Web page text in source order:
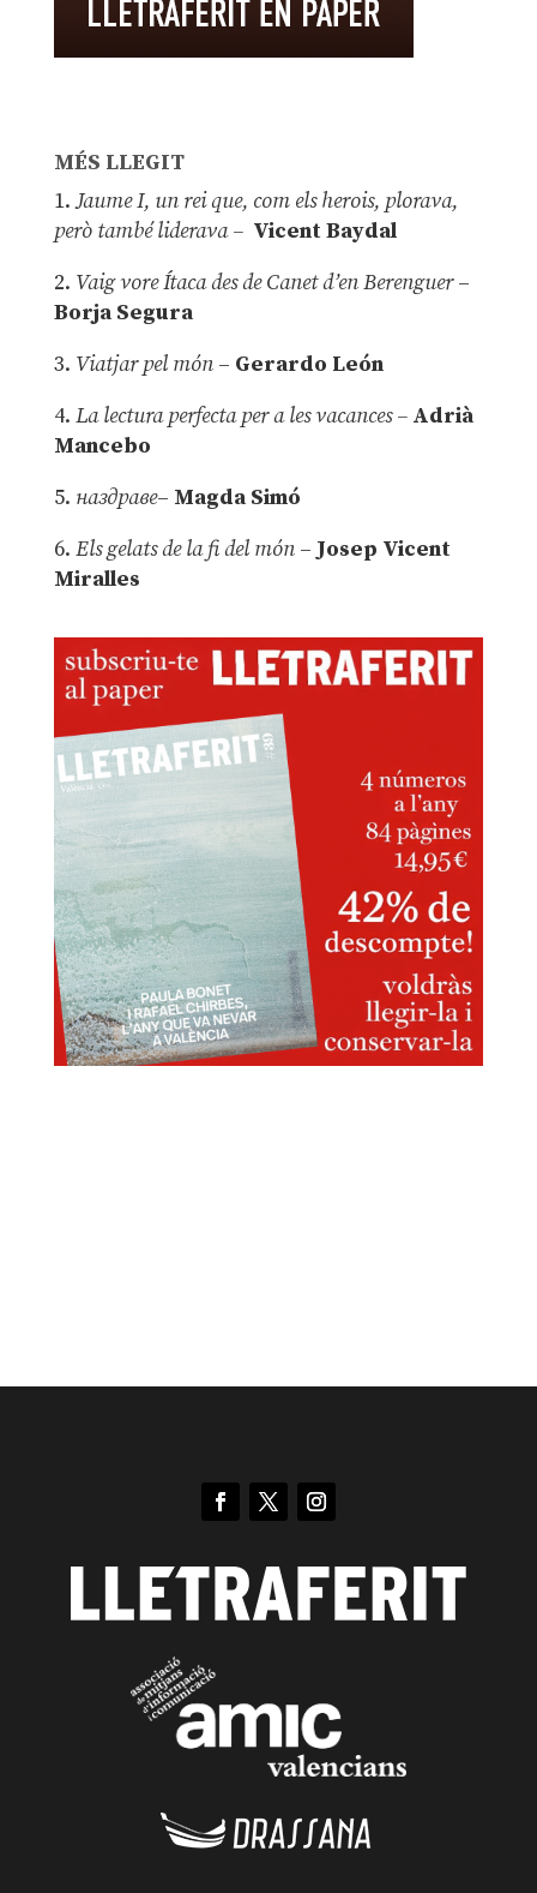
MÉS LLEGIT
1.Jaume I, un rei que, com els herois, plorava,
però també liderava – Vicent Baydal
2. Vaig vore Ítaca des de Canet d’en Berenguer–
Borja Segura
3. Viatjar pel món – Gerardo León
4. La lectura perfecta per a les vacances –Adrià
Mancebo
5. наздраве– Magda Simó
6. Els gelats de la fi del món – Josep Vicent
Miralles